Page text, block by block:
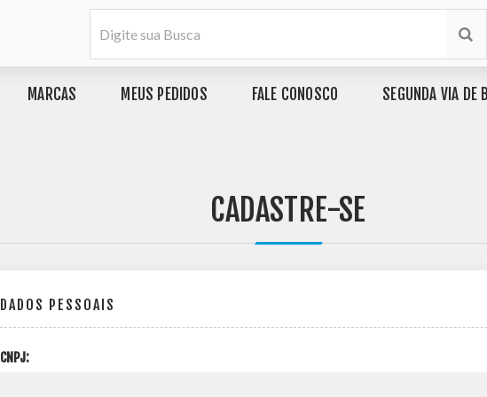
MARCAS MEUS PEDIDOS FALE CONOSCO SEGUNDA VIA DE
CADASTRE-SE
DADOS PESSOAIS
CNPJ: